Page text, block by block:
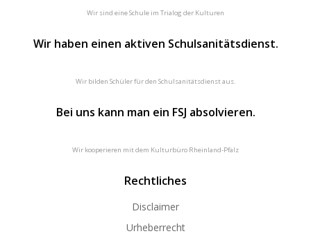
Wir sind eine Schule im Trialog der Kulturen
Wir haben einen aktiven Schulsanitätsdienst.
Wir bilden Schüler für den Schulsanitätsdienst aus.
Bei uns kann man ein FSJ absolvieren.
Wir kooperieren mit dem Kulturbüro Rheinland-Pfalz
Rechtliches
Disclaimer
Urheberrecht